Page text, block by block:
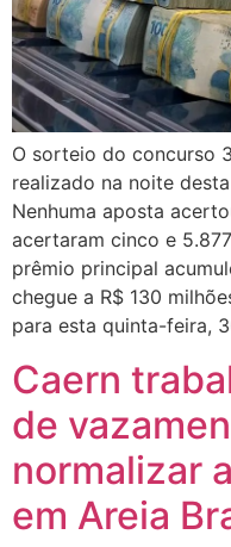
O sorteio do concurso
realizado na noite
Nenhuma aposta
acertaram cinco e
prêmio principal
chegue a R$ 130
para esta quinta-feira,
Caern
de
normalizar
em Areia